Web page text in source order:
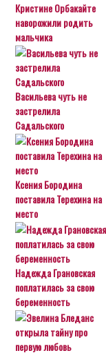
Кристине Орбакайте
наворожили родить
мальчика
Васильева чуть не
застрелила
Садальского
Ксения Бородина
поставила Терехина на
место
Надежда Грановская
поплатилась за свою
беременность